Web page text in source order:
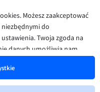
Możesz zaakceptować
do
Twoja zgoda na
danych umożliwia nam
Ci
informacji znajdziesz w naszej
Regulaminy
|
Deklaracja dostępności